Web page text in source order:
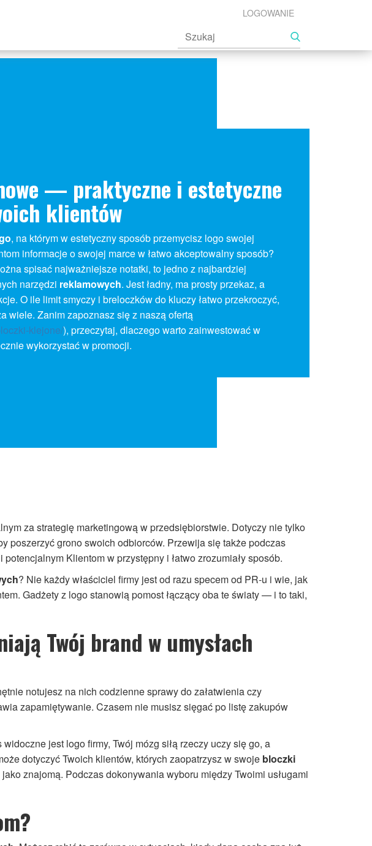
LOGOWANIE
— praktyczne i estetyczne
klientów
, na którym w estetyczny sposób przemycisz logo swojej
informacje o swojej marce w łatwo akceptowalny sposób?
spisać najważniejsze notatki, to jedno z najbardziej
narzędzi reklamowych. Jest ładny, ma prosty przekaz, a
O ile limit smyczy i breloczków do kluczy łatwo przekroczyć,
wiele. Zanim zapoznasz się z naszą ofertą
klejone/), przeczytaj, dlaczego warto zainwestować w
wykorzystać w promocji.
za strategię marketingową w przedsiębiorstwie. Dotyczy nie tylko
poszerzyć grono swoich odbiorców. Przewija się także podczas
Klientom w przystępny i łatwo zrozumiały sposób.
? Nie każdy właściciel firmy jest od razu specem od PR-u i wie, jak
Gadżety z logo stanowią pomost łączący oba te światy — i to taki,
Twój brand w umysłach
notujesz na nich codzienne sprawy do załatwienia czy
zapamiętywanie. Czasem nie musisz sięgać po listę zakupów
jest logo firmy, Twój mózg siłą rzeczy uczy się go, a
dotyczyć Twoich klientów, których zaopatrzysz w swoje bloczki
znajomą. Podczas dokonywania wyboru między Twoimi usługami